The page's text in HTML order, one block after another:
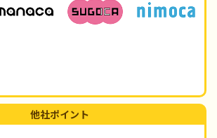
他社ポイント